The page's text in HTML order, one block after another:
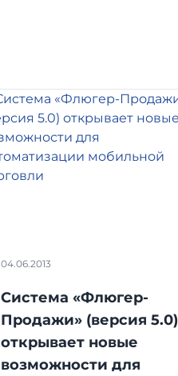
04.06.2013
Система «Флюгер-
Продажи» (версия 5.0)
открывает новые
возможности для